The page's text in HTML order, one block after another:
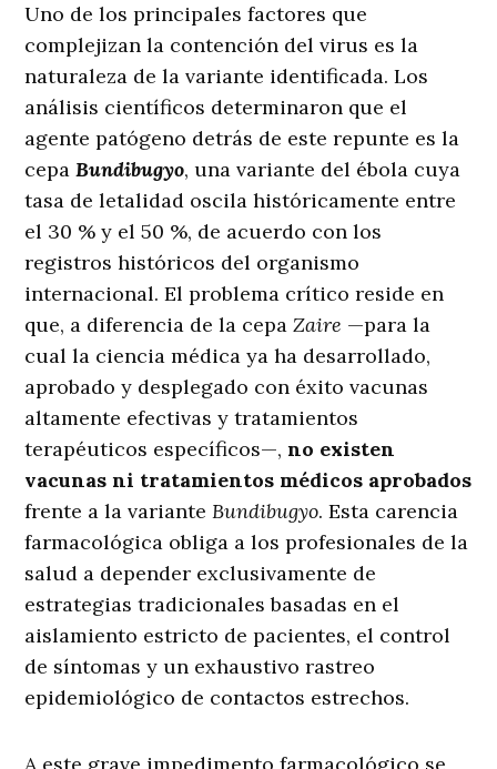
Uno de los principales factores que
complejizan la contención del virus es la
naturaleza de la variante identificada. Los
análisis científicos determinaron que el
agente patógeno detrás de este repunte es la
cepaBundibugyo, una variante del ébola cuya
tasa de letalidad oscila históricamente entre
el 30 % y el 50 %, de acuerdo con los
registros históricos del organismo
internacional. El problema crítico reside en
que, a diferencia de la cepaZaire —para la
cual la ciencia médica ya ha desarrollado,
aprobado y desplegado con éxito vacunas
altamente efectivas y tratamientos
terapéuticos específicos—,no existen
vacunas ni tratamientos médicos aprobados
frente a la varianteBundibugyo. Esta carencia
farmacológica obliga a los profesionales de la
salud a depender exclusivamente de
estrategias tradicionales basadas en el
aislamiento estricto de pacientes, el control
de síntomas y un exhaustivo rastreo
epidemiológico de contactos estrechos.